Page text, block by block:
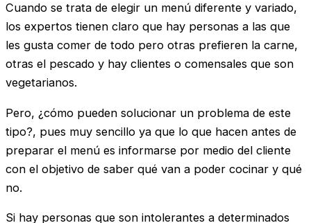
Cuando se trata de elegir un menú diferente y variado,
los expertos tienen claro que hay personas a las que
les gusta comer de todo pero otras prefieren la carne,
otras el pescado y hay clientes o comensales que son
vegetarianos.
Pero, ¿cómo pueden solucionar un problema de este
tipo?, pues muy sencillo ya que lo que hacen antes de
preparar el menú es informarse por medio del cliente
con el objetivo de saber qué van a poder cocinar y qué
no.
Si hay personas que son intolerantes a determinados